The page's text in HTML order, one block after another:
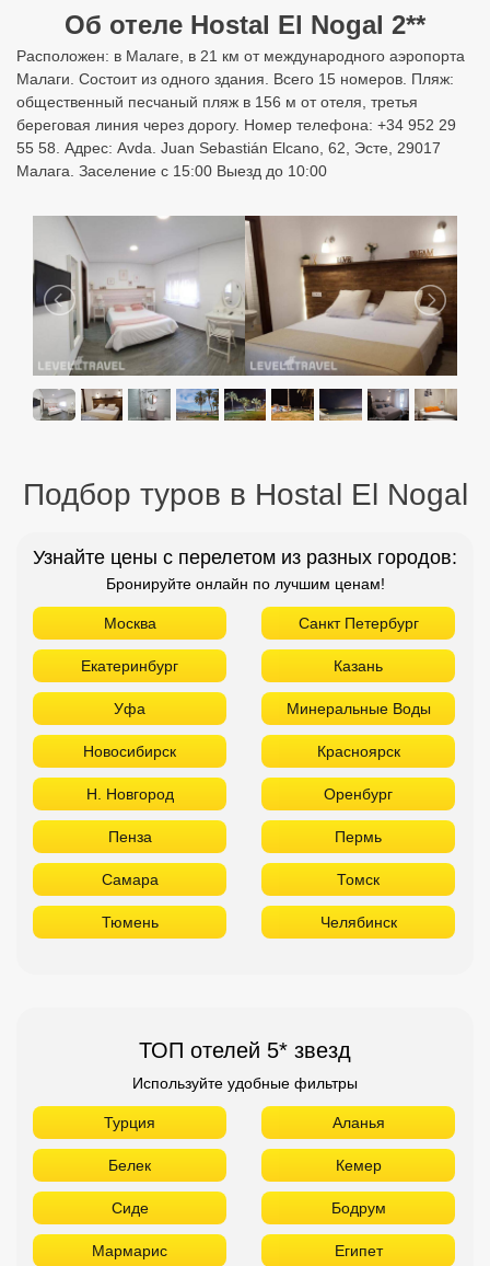
Об отеле Hostal El Nogal 2**
Расположен: в Малаге, в 21 км от международного аэропорта
Малаги. Состоит из одного здания. Всего 15 номеров. Пляж:
общественный песчаный пляж в 156 м от отеля, третья
береговая линия через дорогу. Номер телефона: +34 952 29
55 58. Адрес: Avda. Juan Sebastián Elcano, 62, Эсте, 29017
Малага. Заселение с 15:00 Выезд до 10:00
Подбор туров в Hostal El Nogal
Узнайте цены с перелетом из разных городов:
Бронируйте онлайн по лучшим ценам!
Москва Санкт Петербург
Екатеринбург Казань
Уфа Минеральные Воды
Новосибирск Красноярск
Н. Новгород Оренбург
Пенза Пермь
Самара Томск
Тюмень Челябинск
ТОП отелей 5* звезд
Используйте удобные фильтры
Турция Аланья
Белек Кемер
Сиде Бодрум
Мармарис Египет